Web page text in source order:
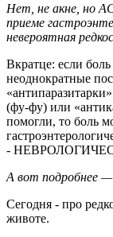
Нет, не акне, но
приеме
невероятная
Вкратце: если
неоднократные
(фу‑фу) или
помогли, то боль
-
А вот подробнее
Сегодня - про
животе.